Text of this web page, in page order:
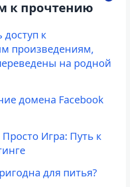
к прочтению
доступ к
произведениям,
на родной
домена Facebook
Игра: Путь к
для питья?